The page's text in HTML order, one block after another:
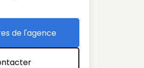
les offres de l'agence
de l'agence